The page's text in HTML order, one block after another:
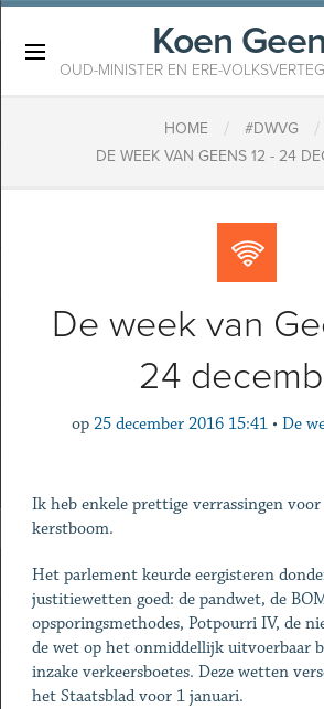
Koen
OUD-MINISTER EN ERE-
HOME / #DWVG /
DE WEEK VAN GEENS 12 - 24
De week van
24
op 25 december 2016 15:41 • De
Ik heb enkele prettige verrassingen
kerstboom.
Het parlement keurde eergisteren
justitiewetten goed: de pandwet, de
opsporingsmethodes, Potpourri IV, de
de wet op het onmiddellijk uitvoerbaar
inzake verkeersboetes. Deze wetten
het Staatsblad voor 1 januari.